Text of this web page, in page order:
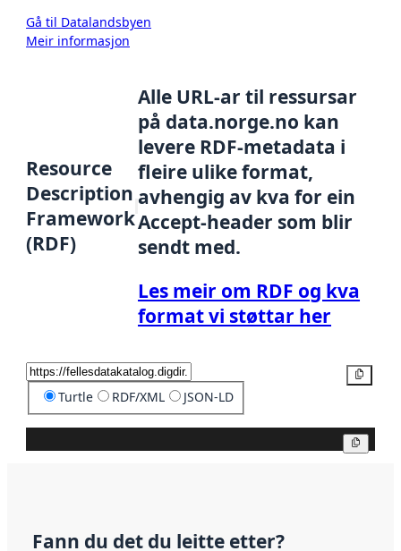
Gå til Datalandsbyen
Meir informasjon
Resource
Description
Framework
(RDF)
Alle URL-ar til ressursar
på data.norge.no kan
levere RDF-metadata i
fleire ulike format,
avhengig av kva for ein
Accept-header som blir
sendt med.
Les meir om RDF og kva
format vi støttar her
Turtle RDF/XML JSON-LD
Fann du det du leitte etter?